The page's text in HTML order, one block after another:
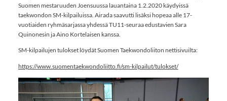
Suomen mestaruuden Joensuussa lauantaina 1.2.2020 käydyissä
taekwondon SM-kilpailuissa. Airada saavutti lisäksi hopeaa alle 17-
vuotiaiden ryhmäsarjassa yhdessä TU11-seuraa edustavien Sara
Quinonesin ja Aino Kortelaisen kanssa.
SM-kilpailujen tulokset löydät Suomen Taekwondoliiton nettisivuilta:
https://www.suomentaekwondoliitto.fi/sm-kilpailut/tulokset/